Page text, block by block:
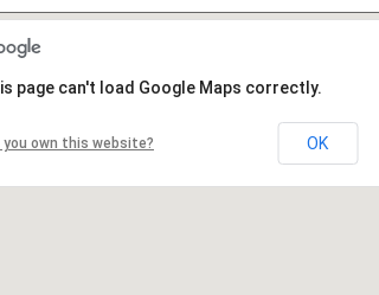
page can't load Google Maps correctly.
you own this website? OK